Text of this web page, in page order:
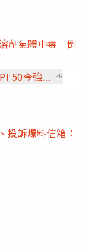
劑氣體中毒 倒
50今強...
PR
、投訴爆料信箱：